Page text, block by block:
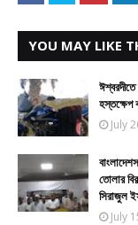
YOU MAY LIKE
হস্তক্ষেপ
July
তোলার
সিরাজুল
July